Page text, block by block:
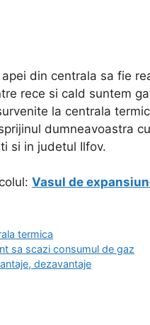
din centrala sa fie
rece si cald suntem
la centrala
dumneavoastra cu
si in judetul Ilfov.
Vasul de
termica
sa scazi consumul de gaz
dezavantaje